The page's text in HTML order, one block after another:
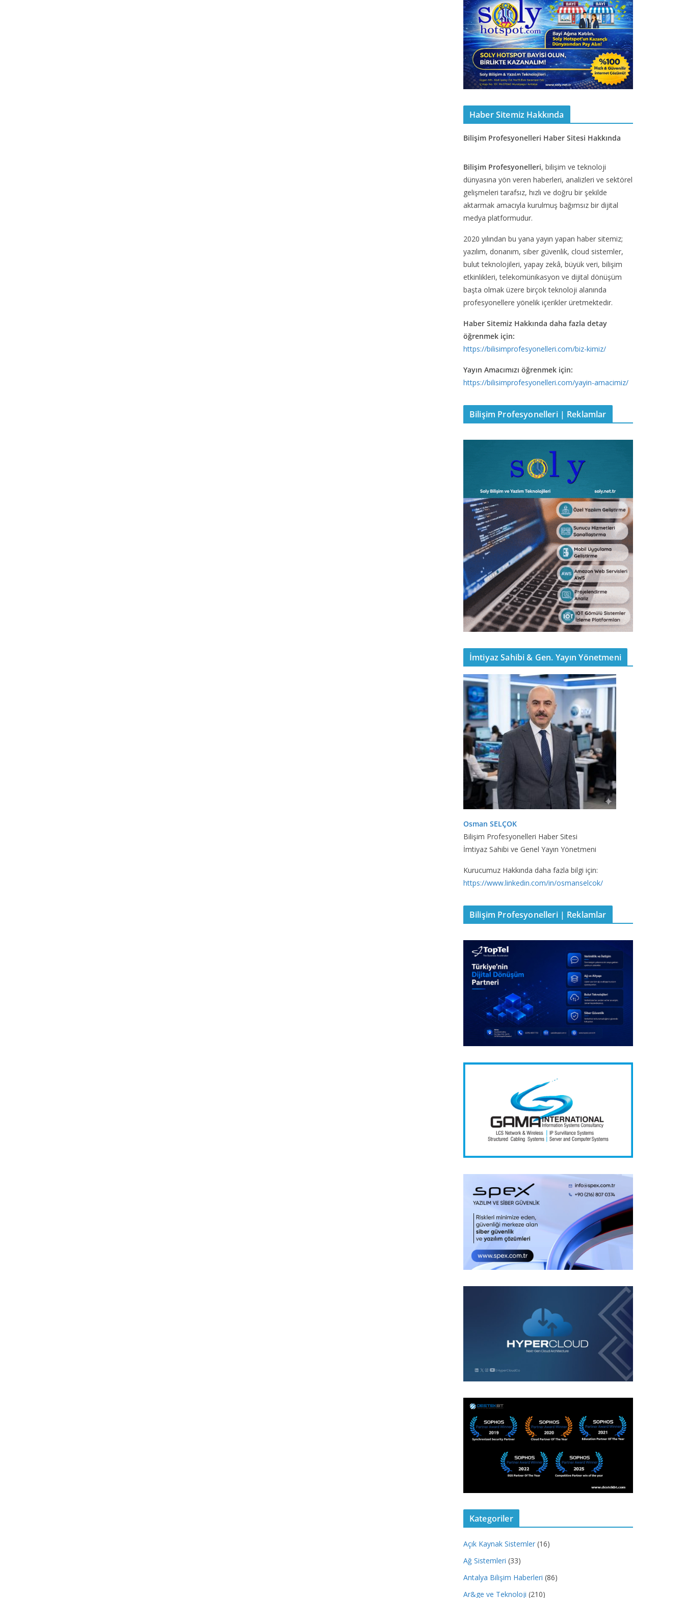
Haber Sitemiz Hakkında
Bilişim Profesyonelleri Haber Sitesi Hakkında
Bilişim Profesyonelleri, bilişim ve teknoloji
dünyasına yön veren haberleri, analizleri ve sektörel
gelişmeleri tarafsız, hızlı ve doğru bir şekilde
aktarmak amacıyla kurulmuş bağımsız bir dijital
medya platformudur.
2020 yılından bu yana yayın yapan haber sitemiz;
yazılım, donanım, siber güvenlik, cloud sistemler,
bulut teknolojileri, yapay zekâ, büyük veri, bilişim
etkinlikleri, telekomünikasyon ve dijital dönüşüm
başta olmak üzere birçok teknoloji alanında
profesyonellere yönelik içerikler üretmektedir.
Haber Sitemiz Hakkında daha fazla detay
öğrenmek için:
https://bilisimprofesyonelleri.com/biz-kimiz/
Yayın Amacımızı öğrenmek için:
https://bilisimprofesyonelleri.com/yayin-amacimiz/
Bilişim Profesyonelleri | Reklamlar
İmtiyaz Sahibi & Gen. Yayın Yönetmeni
Osman SELÇOK
Bilişim Profesyonelleri Haber Sitesi
İmtiyaz Sahibi ve Genel Yayın Yönetmeni
Kurucumuz Hakkında daha fazla bilgi için:
https://www.linkedin.com/in/osmanselcok/
Bilişim Profesyonelleri | Reklamlar
Kategoriler
Açık Kaynak Sistemler (16)
Ağ Sistemleri (33)
Antalya Bilişim Haberleri (86)
Ar&ge ve Teknoloji (210)